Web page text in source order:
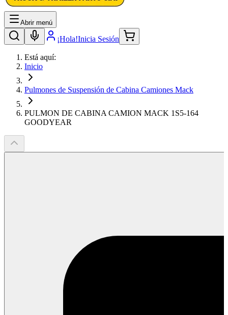
Abrir menú
¡Hola!Inicia Sesión
Está aquí:
Inicio
Pulmones de Suspensión de Cabina Camiones Mack
PULMON DE CABINA CAMION MACK 1S5-164
GOODYEAR